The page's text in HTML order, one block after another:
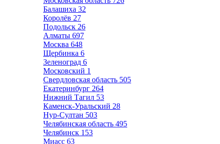
Балашиха 32
Королёв 27
Подольск 26
Алматы 697
Москва 648
Щербинка 6
Зеленоград 6
Московский 1
Свердловская область 505
Екатеринбург 264
Нижний Тагил 53
Каменск-Уральский 28
Нур-Султан 503
Челябинская область 495
Челябинск 153
Миасс 63